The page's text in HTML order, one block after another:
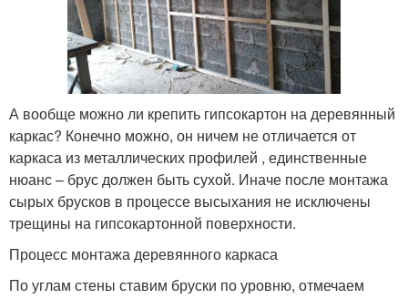
А вообще можно ли крепить гипсокартон на деревянный
каркас? Конечно можно, он ничем не отличается от
каркаса из металлических профилей , единственные
нюанс – брус должен быть сухой. Иначе после монтажа
сырых брусков в процессе высыхания не исключены
трещины на гипсокартонной поверхности.
Процесс монтажа деревянного каркаса
По углам стены ставим бруски по уровню, отмечаем